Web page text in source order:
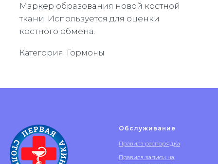
Маркер образования новой костной
ткани. Используется для оценки
костного обмена.
Категория: Гормоны
Обслуживание
Правила распорядка
Правила записи на